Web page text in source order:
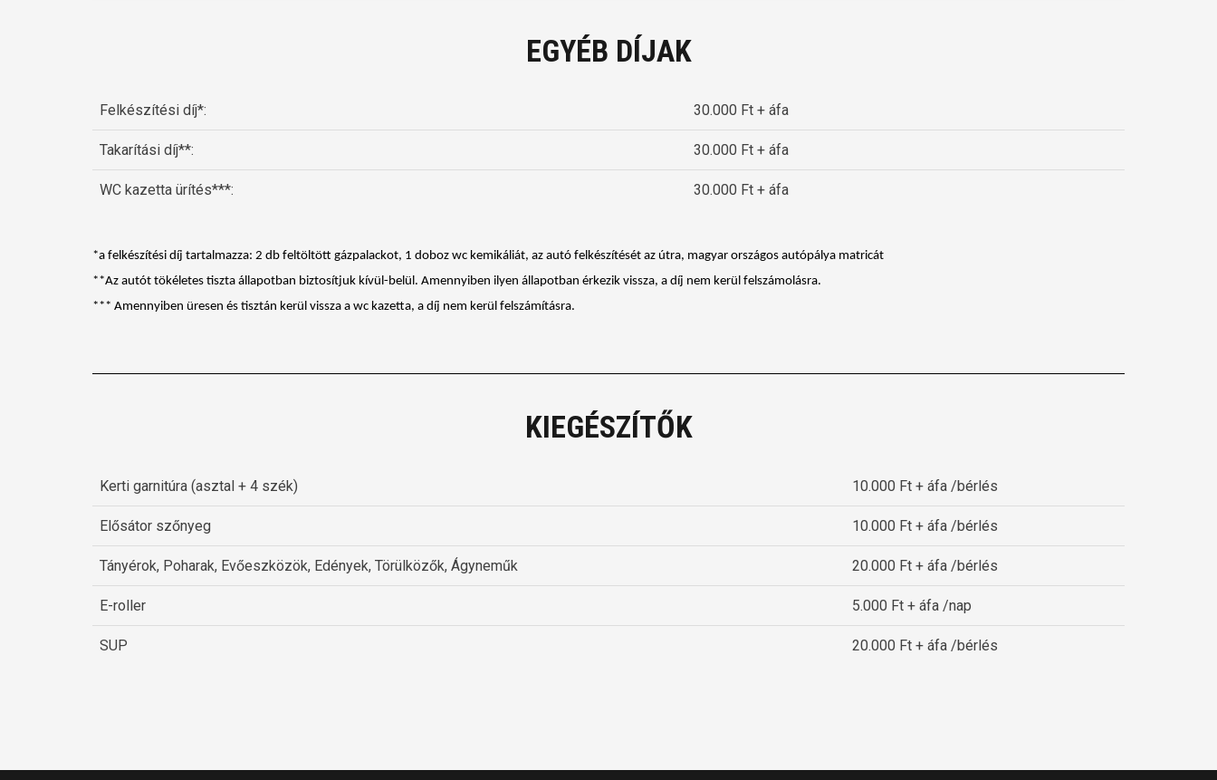
EGYÉB DÍJAK
Felkészítési díj*: 30.000 Ft + áfa
Takarítási díj**: 30.000 Ft + áfa
WC kazetta ürítés***: 30.000 Ft + áfa
*a felkészítési díj tartalmazza: 2 db feltöltött gázpalackot, 1 doboz wc kemikáliát, az autó felkészítését az útra, magyar országos autópálya matricát
**Az autót tökéletes tiszta állapotban biztosítjuk kívül-belül. Amennyiben ilyen állapotban érkezik vissza, a díj nem kerül felszámolásra.
*** Amennyiben üresen és tisztán kerül vissza a wc kazetta, a díj nem kerül felszámításra.
KIEGÉSZÍTŐK
Kerti garnitúra (asztal + 4 szék) 10.000 Ft + áfa /bérlés
Elősátor szőnyeg 10.000 Ft + áfa /bérlés
Tányérok, Poharak, Evőeszközök, Edények, Törülközők, Ágyneműk 20.000 Ft + áfa /bérlés
E-roller 5.000 Ft + áfa /nap
SUP 20.000 Ft + áfa /bérlés